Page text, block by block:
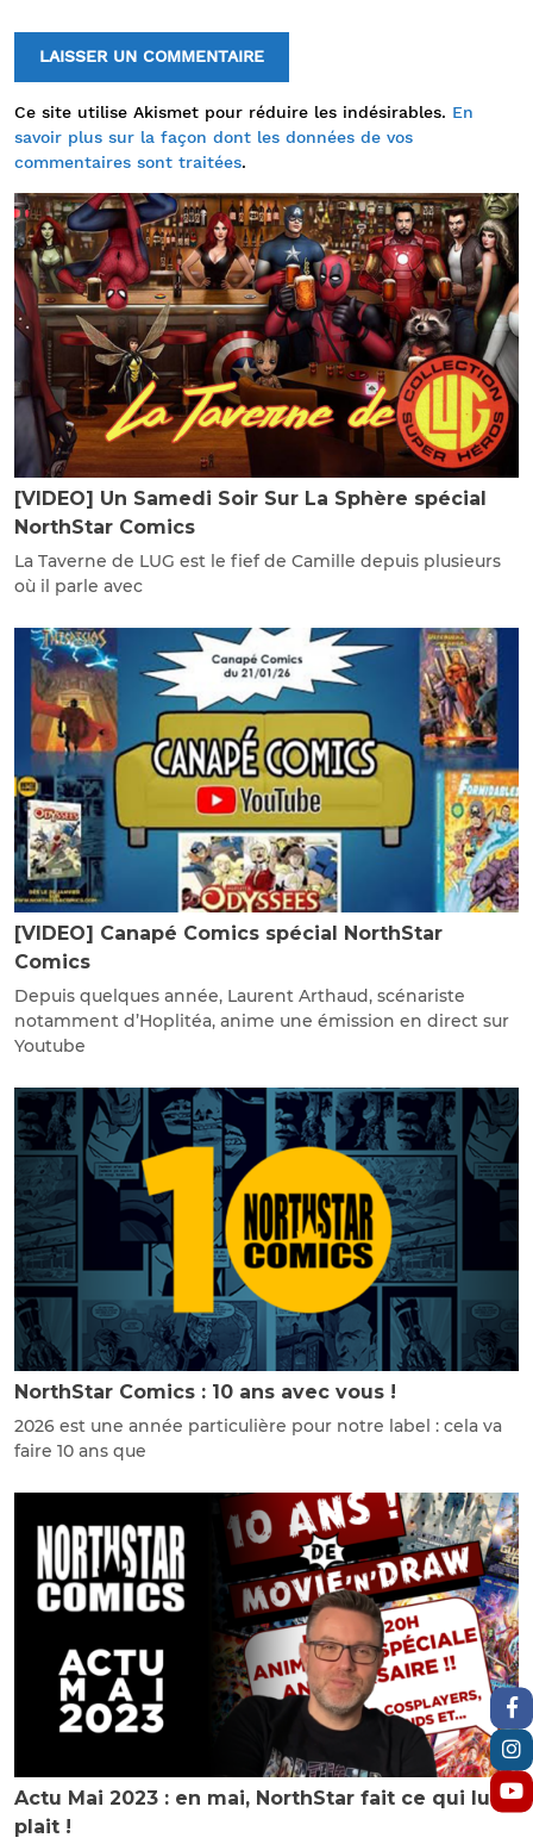
Ce site utilise Akismet pour réduire les indésirables. En
savoir plus sur la façon dont les données de vos
commentaires sont traitées.
[VIDEO] Un Samedi Soir Sur La Sphère spécial
NorthStar Comics
La Taverne de LUG est le fief de Camille depuis plusieurs
où il parle avec
[VIDEO] Canapé Comics spécial NorthStar
Comics
Depuis quelques année, Laurent Arthaud, scénariste
notamment d’Hoplitéa, anime une émission en direct sur
Youtube
NorthStar Comics : 10 ans avec vous !
2026 est une année particulière pour notre label : cela va
faire 10 ans que
Actu Mai 2023 : en mai, NorthStar fait ce qui lui
plait !